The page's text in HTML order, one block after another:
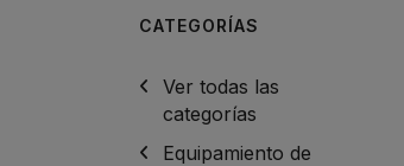
CATEGORÍAS
Ver todas las
categorías
Equipamiento de